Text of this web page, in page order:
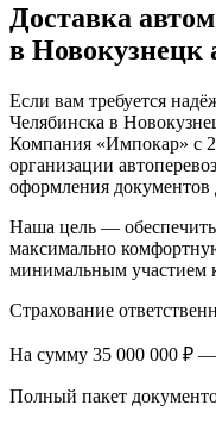
Доставка
в Новокузнецк
Если вам требуется
Челябинска в
Компания «Импокар» с
организации
оформления документов
Наша цель —
максимально
минимальным участием
Страхование
На сумму 35 000 000 ₽ —
Полный пакет